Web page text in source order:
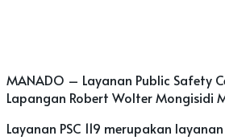
MANADO – Layanan Public Safety
Lapangan Robert Wolter Mongisidi
Layanan PSC 119 merupakan